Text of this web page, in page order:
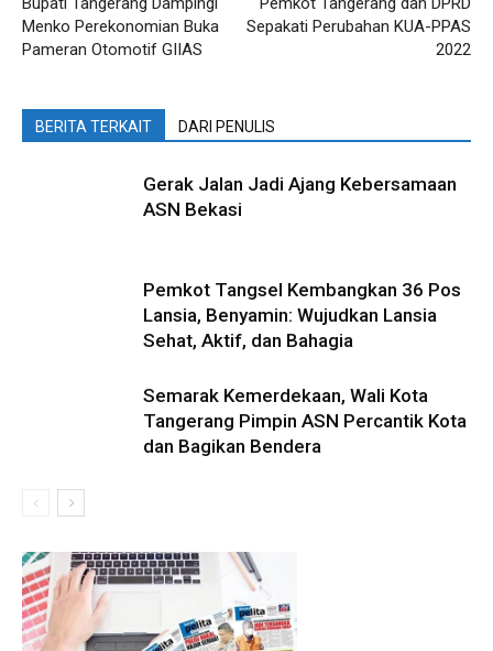
Menko Perekonomian Buka
Pameran Otomotif GIIAS
Sepakati Perubahan KUA-PPAS
2022
BERITA TERKAIT DARI PENULIS
Gerak Jalan Jadi Ajang Kebersamaan
ASN Bekasi
Pemkot Tangsel Kembangkan 36 Pos
Lansia, Benyamin: Wujudkan Lansia
Sehat, Aktif, dan Bahagia
Semarak Kemerdekaan, Wali Kota
Tangerang Pimpin ASN Percantik Kota
dan Bagikan Bendera